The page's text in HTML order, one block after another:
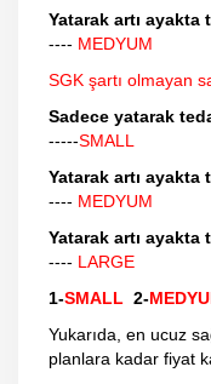
Yatarak artı ayakta
---- MEDYUM
SGK şartı olmayan
Sadece yatarak
-----SMALL
Yatarak artı ayakta
---- MEDYUM
Yatarak artı ayakta
---- LARGE
1-SMALL 2-
Yukarıda, en ucuz
planlara kadar fiyat